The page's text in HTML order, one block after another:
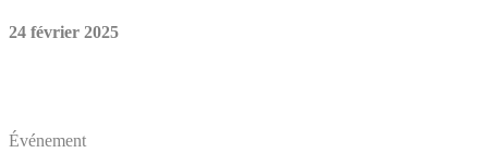
24 février 2025
Événement